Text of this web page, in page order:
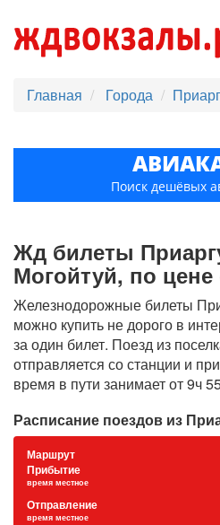
Главная Города
Поиск дешёвых
Жд билеты
Могойтуй, по цене
Железнодорожные билеты
можно купить не дорого в
за один билет. Поезд из
отправляется со станции и
время в пути занимает от 9ч
Расписание поездов из
Маршрут
Прибытие
время местное
Отправление
время местное